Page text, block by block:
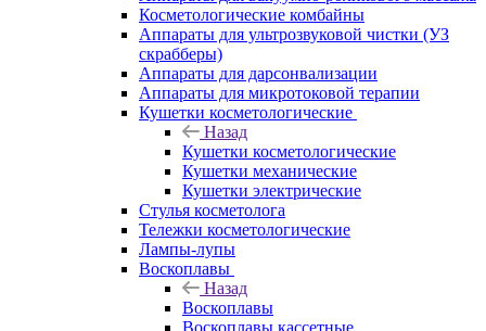
Косметологические комбайны
Аппараты для ультрозвуковой чистки (УЗ
скрабберы)
Аппараты для дарсонвализации
Аппараты для микротоковой терапии
Кушетки косметологические
Назад
Кушетки косметологические
Кушетки механические
Кушетки электрические
Стулья косметолога
Тележки косметологические
Лампы-лупы
Воскоплавы
Назад
Воскоплавы
Воскоплавы кассетные